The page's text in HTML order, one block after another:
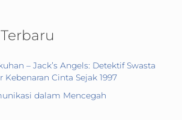
– Jack’s Angels: Detektif Swasta
Cinta Sejak 1997
dalam Mencegah